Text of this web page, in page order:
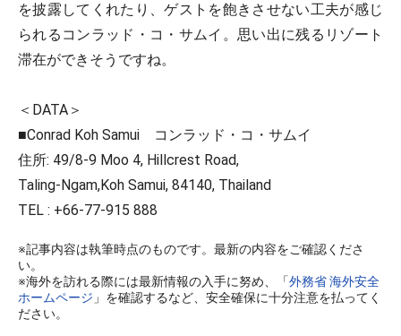
を披露してくれたり、ゲストを飽きさせない工夫が感じ
られるコンラッド・コ・サムイ。思い出に残るリゾート
滞在ができそうですね。
＜DATA＞
■Conrad Koh Samui コンラッド・コ・サムイ
住所: 49/8-9 Moo 4, Hillcrest Road,
Taling-Ngam,Koh Samui, 84140, Thailand
TEL : +66-77-915 888
※記事内容は執筆時点のものです。最新の内容をご確認くださ
い。
※海外を訪れる際には最新情報の入手に努め、「外務省 海外安全
ホームページ 」を確認するなど、安全確保に十分注意を払ってく
ださい。